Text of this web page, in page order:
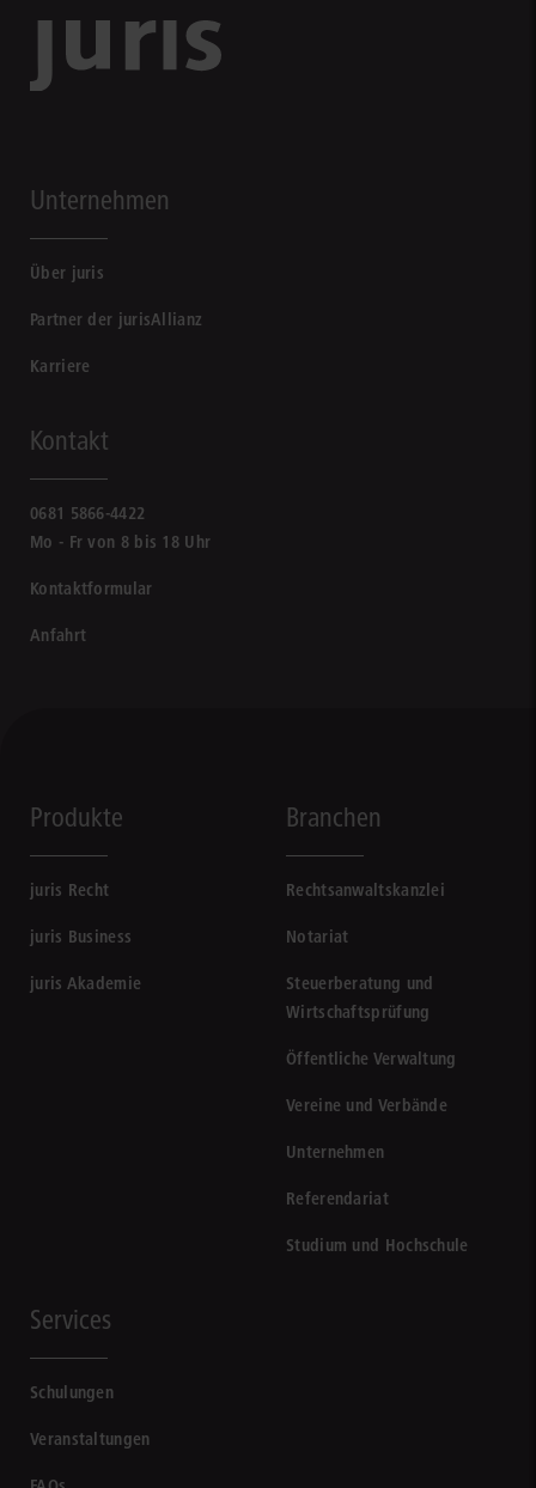
Unternehmen
Über juris
Partner der jurisAllianz
Karriere
Kontakt
0681 5866-4422
Mo - Fr von 8 bis 18 Uhr
Kontaktformular
Anfahrt
Produkte
juris Recht
juris Business
juris Akademie
Branchen
Rechtsanwaltskanzlei
Notariat
Steuerberatung und
Wirtschaftsprüfung
Öffentliche Verwaltung
Vereine und Verbände
Unternehmen
Referendariat
Studium und Hochschule
Services
Schulungen
Veranstaltungen